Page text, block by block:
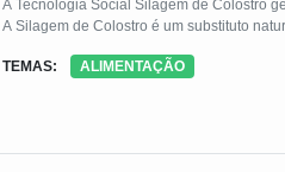
A Tecnologia Social Silagem de Colostro
A Silagem de Colostro é um substituto
Para fazer a Silagem de Colostro o
pelo agricultor gerando renda a auxiliando
TEMAS: ALIMENTAÇÃO